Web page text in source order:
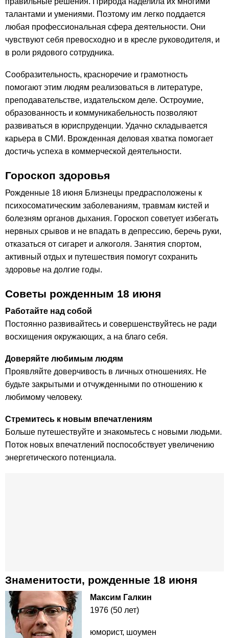
талантами и умениями. Поэтому им легко поддается
любая профессиональная сфера деятельности. Они
чувствуют себя превосходно и в кресле руководителя, и
в роли рядового сотрудника.
Сообразительность, красноречие и грамотность
помогают этим людям реализоваться в литературе,
преподавательстве, издательском деле. Остроумие,
образованность и коммуникабельность позволяют
развиваться в юриспруденции. Удачно складывается
карьера в СМИ. Врожденная деловая хватка помогает
достичь успеха в коммерческой деятельности.
Гороскоп здоровья
Рожденные 18 июня Близнецы предрасположены к
психосоматическим заболеваниям, травмам кистей и
болезням органов дыхания. Гороскоп советует избегать
нервных срывов и не впадать в депрессию, беречь руки,
отказаться от сигарет и алкоголя. Занятия спортом,
активный отдых и путешествия помогут сохранить
здоровье на долгие годы.
Советы рожденным 18 июня
Работайте над собой
Постоянно развивайтесь и совершенствуйтесь не ради
восхищения окружающих, а на благо себя.
Доверяйте любимым людям
Проявляйте доверчивость в личных отношениях. Не
будьте закрытыми и отчужденными по отношению к
любимому человеку.
Стремитесь к новым впечатлениям
Больше путешествуйте и знакомьтесь с новыми людьми.
Поток новых впечатлений поспособствует увеличению
энергетического потенциала.
Знаменитости, рожденные 18 июня
Максим Галкин
1976 (50 лет)
юморист, шоумен